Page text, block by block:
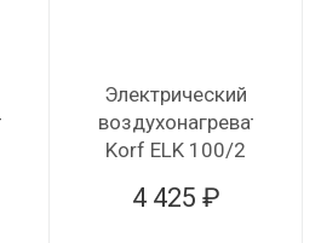
Электрический
воздухонагреватель
Korf ELK 100/2
4 425 ₽